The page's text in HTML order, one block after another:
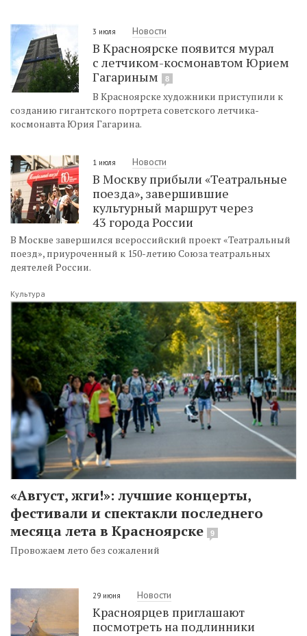
3 июля Новости
В Красноярске появится мурал
с летчиком-космонавтом Юрием
Гагариным
8
В Красноярске художники приступили к
созданию гигантского портрета советского летчика-
космонавта Юрия Гагарина.
1 июля Новости
В Москву прибыли «Театральные
поезда», завершившие
культурный маршрут через
43 города России
В Москве завершился всероссийский проект «Театральный
поезд», приуроченный к 150-летию Союза театральных
деятелей России.
Культура
«Август, жги!»: лучшие концерты,
фестивали и спектакли последнего
месяца лета в Красноярске
9
Провожаем лето без сожалений
29 июня Новости
Красноярцев приглашают
посмотреть на подлинники